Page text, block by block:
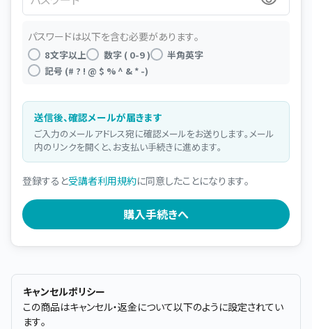
パスワードは以下を含む必要があります。
8文字以上 数字 ( 0-9 )
半角英字
記号 (# ? ! @ $ % ^ & * -)
送信後、確認メールが届きます
ご入力のメールアドレス宛に確認メールをお送りします。メール
内のリンクを開くと、お支払い手続きに進めます。
登録すると受講者利用規約に同意したことになります。
キャンセルポリシー
この商品はキャンセル・返金について以下のように設定されてい
ます。